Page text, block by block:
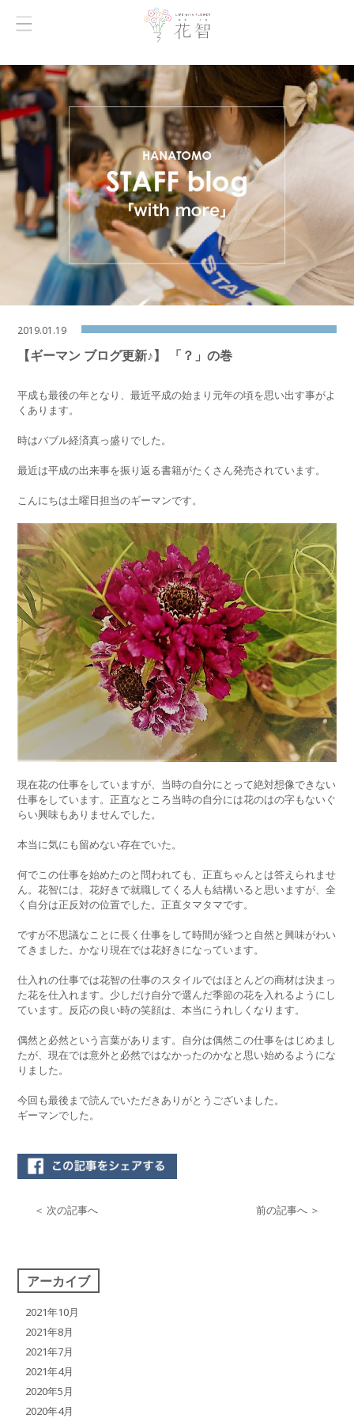
2019.01.19
【ギーマン ブログ更新♪】 「？」の巻
平成も最後の年となり、最近平成の始まり元年の頃を思い出す事がよ
くあります。
時はバブル経済真っ盛りでした。
最近は平成の出来事を振り返る書籍がたくさん発売されています。
こんにちは土曜日担当のギーマンです。
現在花の仕事をしていますが、当時の自分にとって絶対想像できない
仕事をしています。正直なところ当時の自分には花のはの字もないぐ
らい興味もありませんでした。
本当に気にも留めない存在でいた。
何でこの仕事を始めたのと問われても、正直ちゃんとは答えられませ
ん。花智には、花好きで就職してくる人も結構いると思いますが、全
く自分は正反対の位置でした。正直タマタマです。
ですが不思議なことに長く仕事をして時間が経つと自然と興味がわい
てきました。かなり現在では花好きになっています。
仕入れの仕事では花智の仕事のスタイルではほとんどの商材は決まっ
た花を仕入れます。少しだけ自分で選んだ季節の花を入れるようにし
ています。反応の良い時の笑顔は、本当にうれしくなります。
偶然と必然という言葉があります。自分は偶然この仕事をはじめまし
たが、現在では意外と必然ではなかったのかなと思い始めるようにな
りました。
今回も最後まで読んでいただきありがとうございました。
ギーマンでした。
＜ 次の記事へ 前の記事へ ＞
アーカイブ
2021年10月
2021年8月
2021年7月
2021年4月
2020年5月
2020年4月